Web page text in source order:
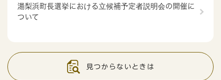
湯梨浜町長選挙における立候補予定者説明会の開催に
ついて
見つからないときは